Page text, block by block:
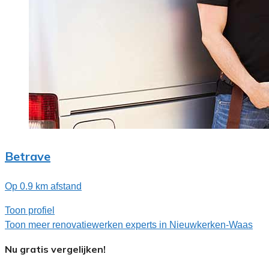
Betrave
Op 0.9 km afstand
Toon profiel
Toon meer renovatiewerken experts in Nieuwkerken-Waas
Nu gratis vergelijken!